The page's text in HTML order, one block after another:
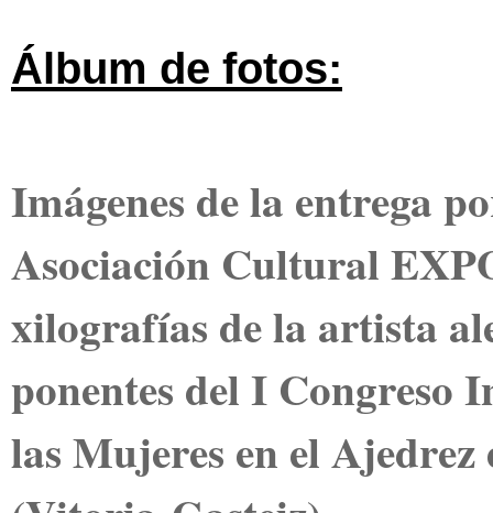
Álbum de fotos:
Imágenes de la entrega
Asociación Cultural
xilografías de la artista
ponentes del I Congreso
las Mujeres en el